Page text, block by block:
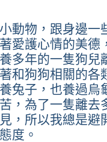
物，跟身邊一
愛護心情的美德
多年的一隻狗兒
和狗狗相關的各
兔子，也養過
，為了一隻離去
，所以我總是避
度。